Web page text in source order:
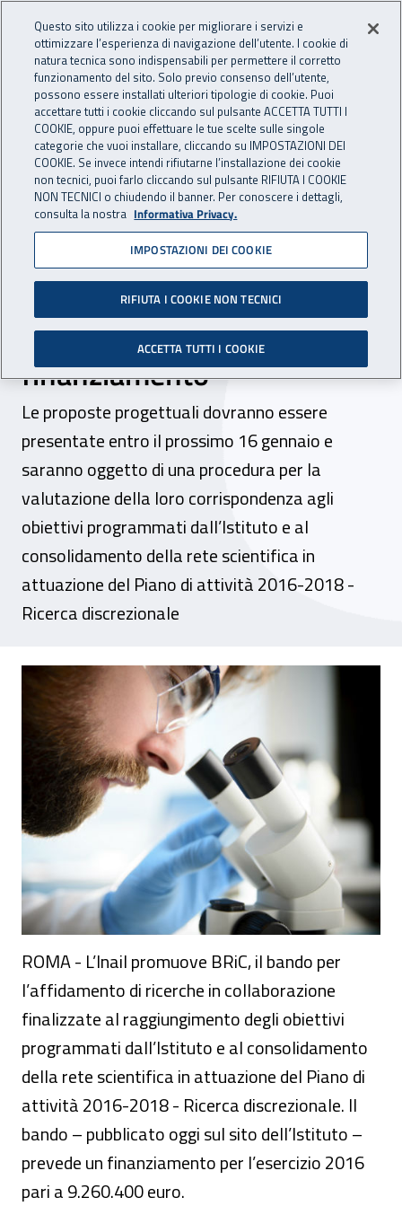
INAIL - Istituto Nazionale
Apri cerca
Navigazione principale
Navigazione - Ti trovi in:
Home Inail comunica News
06 dicembre 2016
Ricerche in collaborazione,
con il bando BRiC dall’Inail
oltre nove milioni di euro di
finanziamento
Le proposte progettuali dovranno essere
presentate entro il prossimo 16 gennaio e
saranno oggetto di una procedura per la
valutazione della loro corrispondenza agli
obiettivi programmati dall’Istituto e al
consolidamento della rete scientifica in
attuazione del Piano di attività 2016-2018 -
Ricerca discrezionale
Ricerche in collaborazione, con il bando
ROMA - L’Inail promuove BRiC, il bando per
l’affidamento di ricerche in collaborazione
finalizzate al raggiungimento degli obiettivi
programmati dall’Istituto e al consolidamento
della rete scientifica in attuazione del Piano di
attività 2016-2018 - Ricerca discrezionale. Il
bando – pubblicato oggi sul sito dell’Istituto –
prevede un finanziamento per l’esercizio 2016
pari a 9.260.400 euro.
Questo sito utilizza i cookie per migliorare i servizi e
ottimizzare l’esperienza di navigazione dell’utente. I cookie di
natura tecnica sono indispensabili per permettere il corretto
funzionamento del sito. Solo previo consenso dell’utente,
possono essere installati ulteriori tipologie di cookie. Puoi
accettare tutti i cookie cliccando sul pulsante ACCETTA TUTTI I
COOKIE, oppure puoi effettuare le tue scelte sulle singole
categorie che vuoi installare, cliccando su IMPOSTAZIONI DEI
COOKIE. Se invece intendi rifiutarne l’installazione dei cookie
non tecnici, puoi farlo cliccando sul pulsante RIFIUTA I COOKIE
NON TECNICI o chiudendo il banner. Per conoscere i dettagli,
consulta la nostra Informativa Privacy.
IMPOSTAZIONI DEI COOKIE
RIFIUTA I COOKIE NON TECNICI
ACCETTA TUTTI I COOKIE